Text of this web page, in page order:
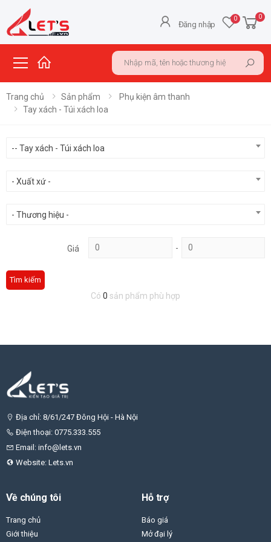
Đăng nhập
0 0
Toggle mobile menu
Search in blog
Trang chủ Sản phẩm
Phụ kiện âm thanh
Tay xách - Túi xách loa
-- Tay xách - Túi xách loa
- Xuất xứ -
- Thương hiệu -
Giá -
Tìm kiếm
Có 0 sản phẩm phù hợp
Địa chỉ: 8/61/247 Đông Hội - Hà Nội
Điện thoại: 0775.333.555
Email: info@lets.vn
Website: Lets.vn
Về chúng tôi
Trang chủ
Giới thiệu
Hỗ trợ
Báo giá
Mở đại lý